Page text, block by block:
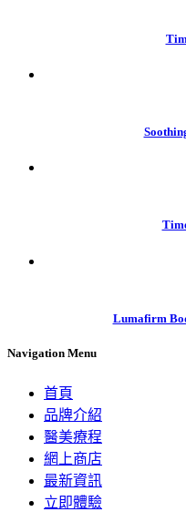
Lumafirm
Navigation Menu
首頁
品牌介紹
醫美療程
網上商店
最新資訊
立即體驗